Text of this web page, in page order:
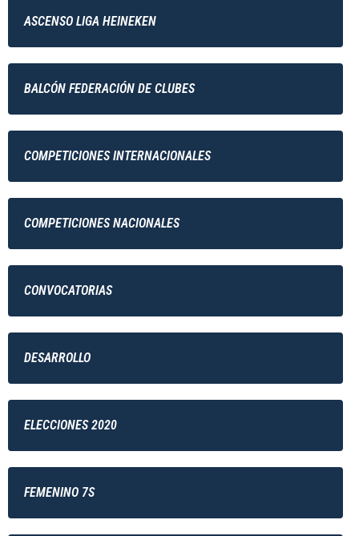
ASCENSO LIGA HEINEKEN
BALCÓN FEDERACIÓN DE CLUBES
COMPETICIONES INTERNACIONALES
COMPETICIONES NACIONALES
CONVOCATORIAS
DESARROLLO
ELECCIONES 2020
FEMENINO 7S